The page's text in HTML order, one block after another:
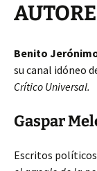
Benito
su canal idóneo
Crítico Universal.
Gaspar
Escritos